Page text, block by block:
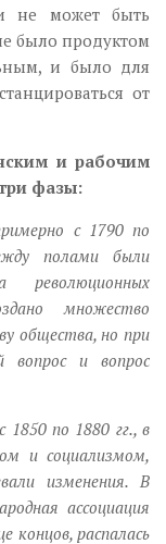
не может быть
было продуктом
и было для
от
и рабочим
фазы:
с 1790 по
полами были
революционных
множество
общества, но при
вопрос и вопрос
1850 по 1880 гг., в
и социализмом,
изменения. В
ассоциация
концов, распалась